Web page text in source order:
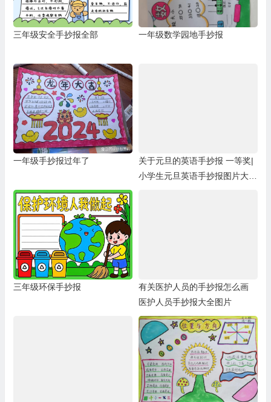
三年级安全手抄报全部 一年级数学园地手抄报
一年级手抄报过年了
关于元旦的英语手抄报 一等奖|
小学生元旦英语手抄报图片大全
三年级环保手抄报
有关医护人员的手抄报怎么画
医护人员手抄报大全图片